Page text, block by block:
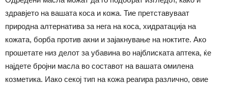
здравјето на вашата коса и кожа. Тие претставуваат
природна алтернатива за нега на коса, хидратација на
кожата, борба против акни и зајакнување на ноктите. Ако
прошетате низ делот за убавина во најблиската аптека, ќе
најдете бројни масла во составот на вашата омилена
козметика. Иако секој тип на кожа реагира различно, овие